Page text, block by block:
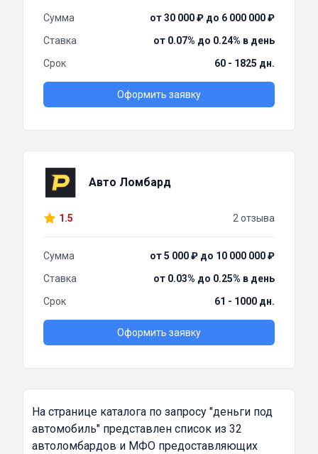
Сумма
от 30 000 ₽ до 6 000 000 ₽
Ставка
от 0.07% до 0.24% в день
Срок
60 - 1825 дн.
Оформить заявку
Авто Ломбард
1.5 2 отзыва
Сумма
от 5 000 ₽ до 10 000 000 ₽
Ставка
от 0.03% до 0.25% в день
Срок
61 - 1000 дн.
Оформить заявку
На странице каталога по запросу "деньги под
автомобиль" представлен список из 32
автоломбардов и МФО предоставляющих